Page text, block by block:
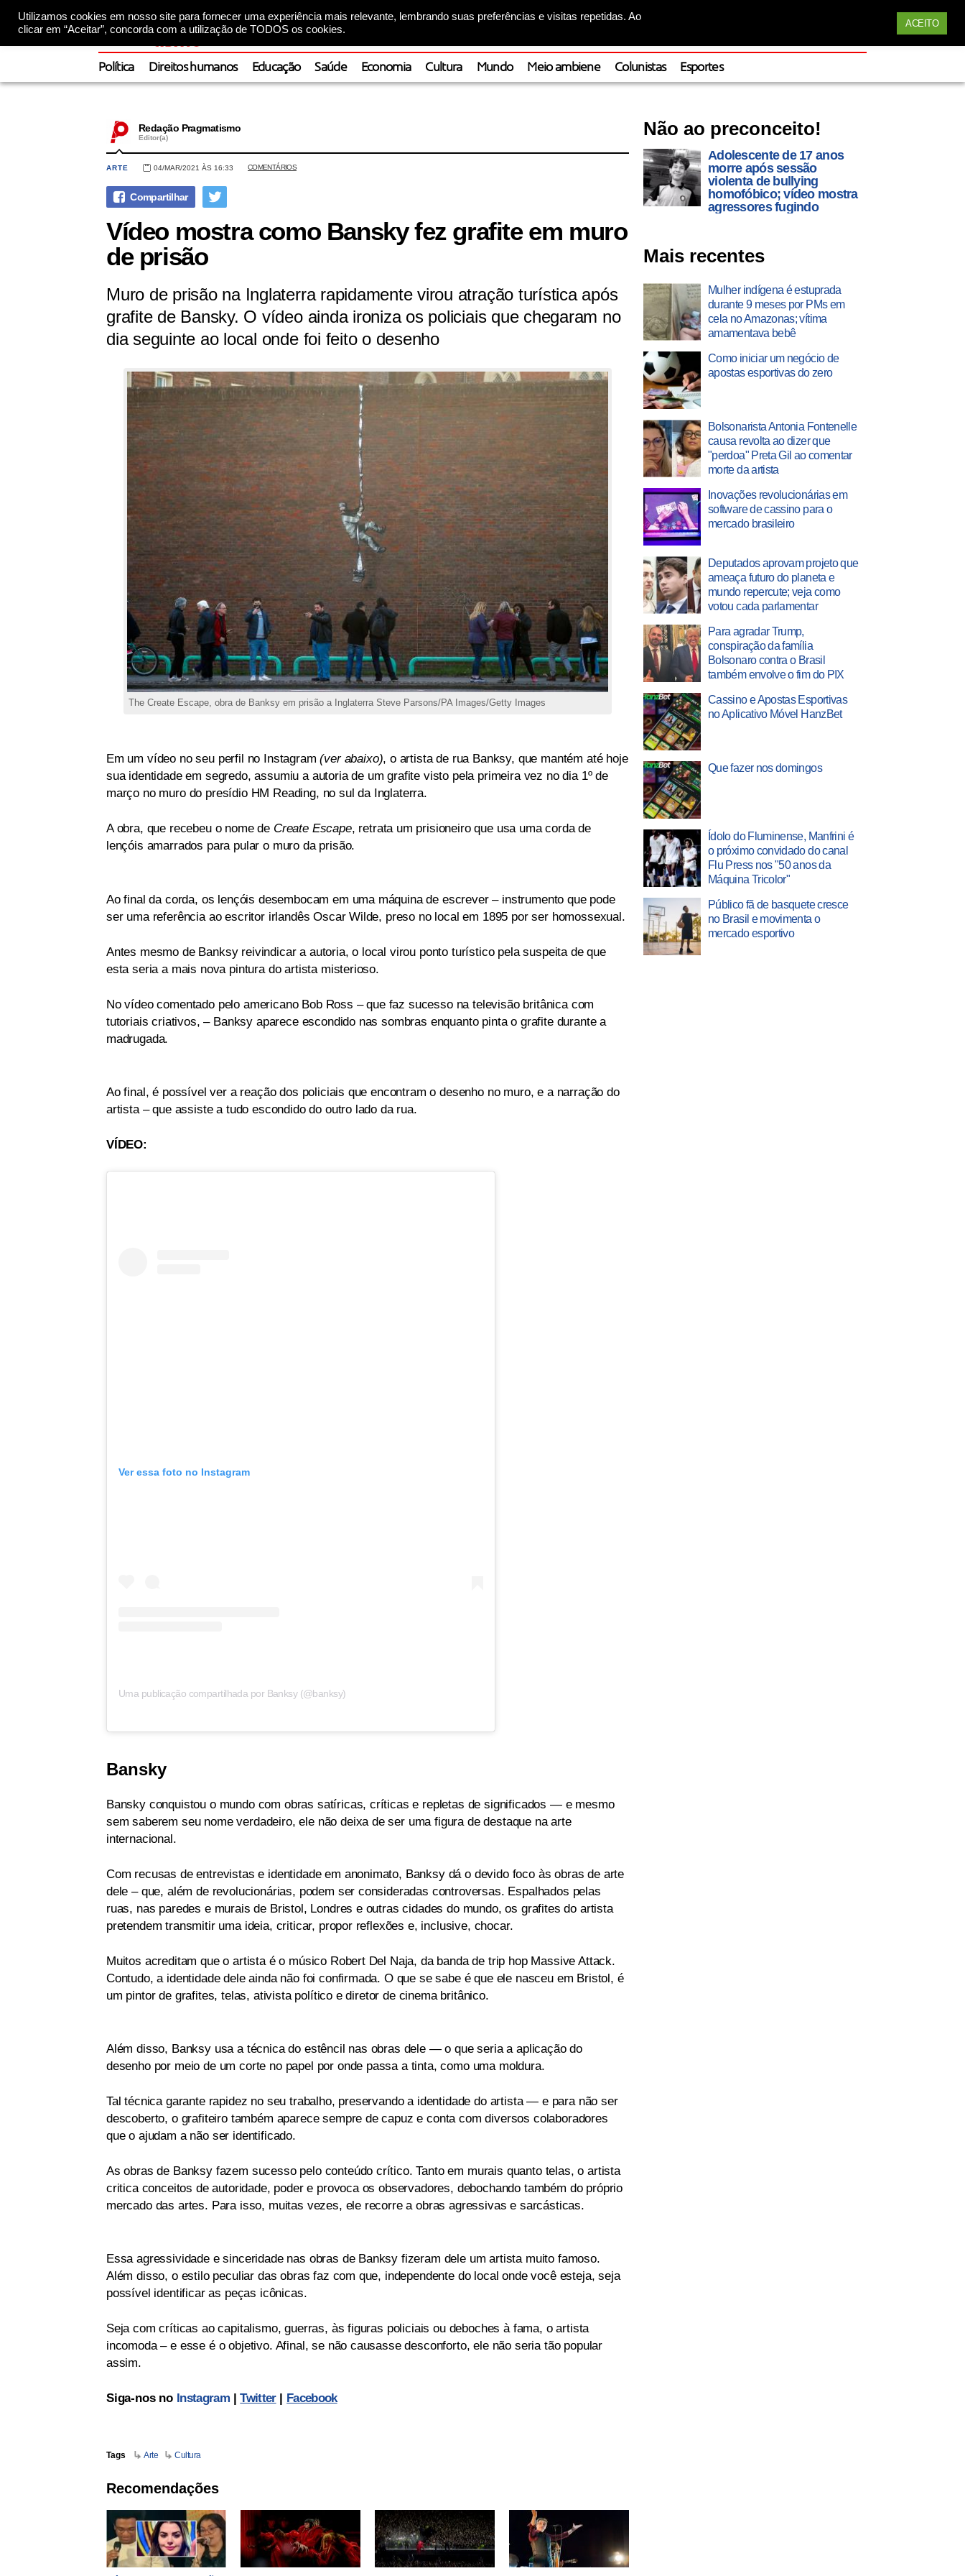
Utilizamos cookies em nosso site para fornecer uma experiência mais relevante, lembrando suas preferências e visitas repetidas. Ao
clicar em “Aceitar”, concorda com a utilização de TODOS os cookies.
ACEITO
Política Direitos humanos Educação Saúde Economia Cultura Mundo Meio ambiene Colunistas Esportes
Redação Pragmatismo
Editor(a)
ARTE 04/MAR/2021 ÀS 16:33 COMENTÁRIOS
Vídeo mostra como Bansky fez grafite em muro
de prisão
Muro de prisão na Inglaterra rapidamente virou atração turística após
grafite de Bansky. O vídeo ainda ironiza os policiais que chegaram no
dia seguinte ao local onde foi feito o desenho
The Create Escape, obra de Banksy em prisão a Inglaterra Steve Parsons/PA Images/Getty Images
Em um vídeo no seu perfil no Instagram(ver abaixo), o artista de rua Banksy, que mantém até hoje
sua identidade em segredo, assumiu a autoria de um grafite visto pela primeira vez no dia 1º de
março no muro do presídio HM Reading, no sul da Inglaterra.
A obra, que recebeu o nome de Create Escape, retrata um prisioneiro que usa uma corda de
lençóis amarrados para pular o muro da prisão.
Ao final da corda, os lençóis desembocam em uma máquina de escrever – instrumento que pode
ser uma referência ao escritor irlandês Oscar Wilde, preso no local em 1895 por ser homossexual.
Antes mesmo de Banksy reivindicar a autoria, o local virou ponto turístico pela suspeita de que
esta seria a mais nova pintura do artista misterioso.
No vídeo comentado pelo americano Bob Ross – que faz sucesso na televisão britânica com
tutoriais criativos, – Banksy aparece escondido nas sombras enquanto pinta o grafite durante a
madrugada.
Ao final, é possível ver a reação dos policiais que encontram o desenho no muro, e a narração do
artista – que assiste a tudo escondido do outro lado da rua.
VÍDEO:
Ver essa foto no Instagram
Uma publicação compartilhada por Banksy (@banksy)
Bansky
Bansky conquistou o mundo com obras satíricas, críticas e repletas de significados — e mesmo
sem saberem seu nome verdadeiro, ele não deixa de ser uma figura de destaque na arte
internacional.
Com recusas de entrevistas e identidade em anonimato, Banksy dá o devido foco às obras de arte
dele – que, além de revolucionárias, podem ser consideradas controversas. Espalhados pelas
ruas, nas paredes e murais de Bristol, Londres e outras cidades do mundo, os grafites do artista
pretendem transmitir uma ideia, criticar, propor reflexões e, inclusive, chocar.
Muitos acreditam que o artista é o músico Robert Del Naja, da banda de trip hop Massive Attack.
Contudo, a identidade dele ainda não foi confirmada. O que se sabe é que ele nasceu em Bristol, é
um pintor de grafites, telas, ativista político e diretor de cinema britânico.
Além disso, Banksy usa a técnica do estêncil nas obras dele — o que seria a aplicação do
desenho por meio de um corte no papel por onde passa a tinta, como uma moldura.
Tal técnica garante rapidez no seu trabalho, preservando a identidade do artista — e para não ser
descoberto, o grafiteiro também aparece sempre de capuz e conta com diversos colaboradores
que o ajudam a não ser identificado.
As obras de Banksy fazem sucesso pelo conteúdo crítico. Tanto em murais quanto telas, o artista
critica conceitos de autoridade, poder e provoca os observadores, debochando também do próprio
mercado das artes. Para isso, muitas vezes, ele recorre a obras agressivas e sarcásticas.
Essa agressividade e sinceridade nas obras de Banksy fizeram dele um artista muito famoso.
Além disso, o estilo peculiar das obras faz com que, independente do local onde você esteja, seja
possível identificar as peças icônicas.
Seja com críticas ao capitalismo, guerras, às figuras policiais ou deboches à fama, o artista
incomoda – e esse é o objetivo. Afinal, se não causasse desconforto, ele não seria tão popular
assim.
Siga-nos no Instagram|Twitter| Facebook
Tags Arte Cultura
Recomendações
Não ao preconceito!
Adolescente de 17 anos
morre após sessão
violenta de bullying
homofóbico; vídeo mostra
agressores fugindo
Mais recentes
Mulher indígena é estuprada
durante 9 meses por PMs em
cela no Amazonas; vítima
amamentava bebê
Como iniciar um negócio de
apostas esportivas do zero
Bolsonarista Antonia Fontenelle
causa revolta ao dizer que
"perdoa" Preta Gil ao comentar
morte da artista
Inovações revolucionárias em
software de cassino para o
mercado brasileiro
Deputados aprovam projeto que
ameaça futuro do planeta e
mundo repercute; veja como
votou cada parlamentar
Para agradar Trump,
conspiração da família
Bolsonaro contra o Brasil
também envolve o fim do PIX
Cassino e Apostas Esportivas
no Aplicativo Móvel HanzBet
Que fazer nos domingos
Ídolo do Fluminense, Manfrini é
o próximo convidado do canal
Flu Press nos "50 anos da
Máquina Tricolor"
Público fã de basquete cresce
no Brasil e movimenta o
mercado esportivo